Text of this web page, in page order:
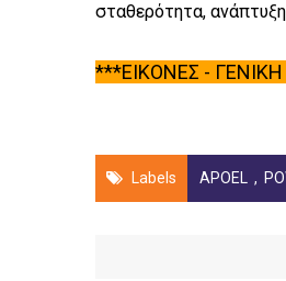
σταθερότητα,
***ΕΙΚΟΝΕΣ -
Labels APOEL ,